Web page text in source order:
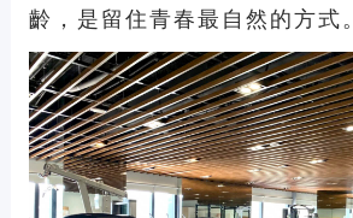
齡，是留住青春最自然的方式。